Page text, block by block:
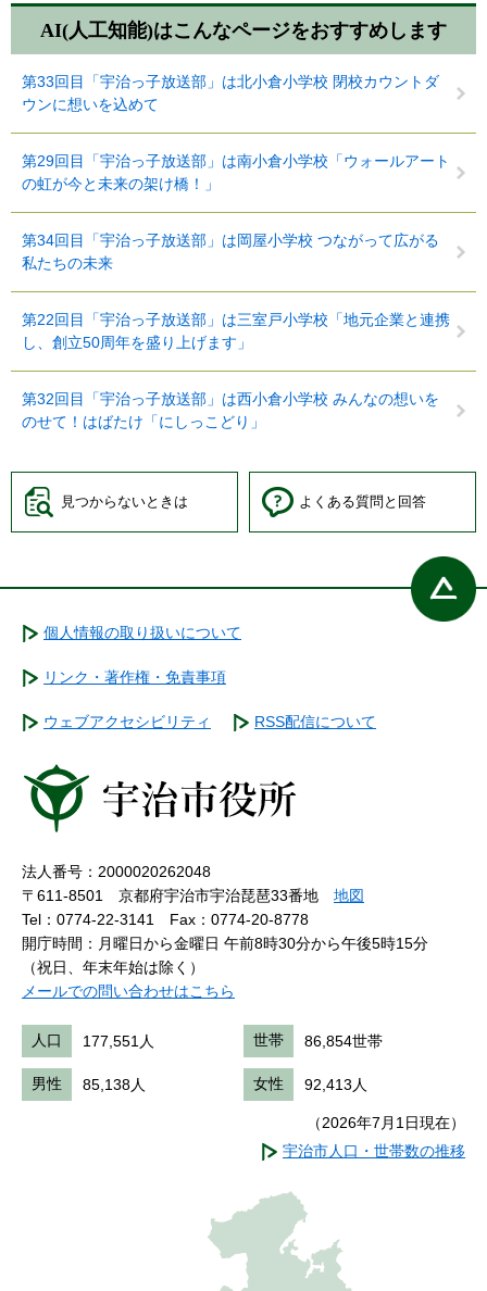
AI(人工知能)はこんなページをおすすめします
第33回目「宇治っ子放送部」は北小倉小学校 閉校カウントダ
ウンに想いを込めて
第29回目「宇治っ子放送部」は南小倉小学校「ウォールアート
の虹が今と未来の架け橋！」
第34回目「宇治っ子放送部」は岡屋小学校 つながって広がる
私たちの未来
第22回目「宇治っ子放送部」は三室戸小学校「地元企業と連携
し、創立50周年を盛り上げます」
第32回目「宇治っ子放送部」は西小倉小学校 みんなの想いを
のせて！はばたけ「にしっこどり」
見つからないときは よくある質問と回答
個人情報の取り扱いについて
リンク・著作権・免責事項
ウェブアクセシビリティ RSS配信について
法人番号：2000020262048
〒611-8501 京都府宇治市宇治琵琶33番地 地図
Tel：0774-22-3141
Fax：0774-20-8778
開庁時間：月曜日から金曜日 午前8時30分から午後5時15分
（祝日、年末年始は除く）
メールでの問い合わせはこちら
人口 177,551人 世帯 86,854世帯
男性 85,138人 女性 92,413人
（2026年7月1日現在）
宇治市人口・世帯数の推移